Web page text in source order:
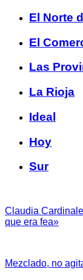
El Norte
El
Las
La Rioja
Ideal
Hoy
Sur
Claudia
que era fea»
Mezclado, no